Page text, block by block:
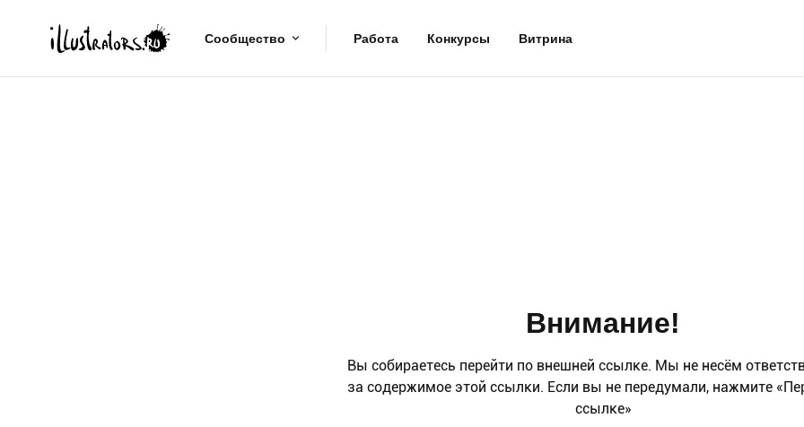
Сообщество Работа Конкурсы Витрина
Внимание!
Вы собираетесь перейти по внешней ссылке. Мы не несём
за содержимое этой ссылки. Если вы не передумали, нажмите
ссылке»